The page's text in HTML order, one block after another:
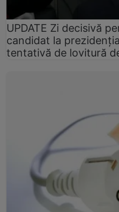
UPDATE Zi decisivă
candidat la
tentativă de lovitură